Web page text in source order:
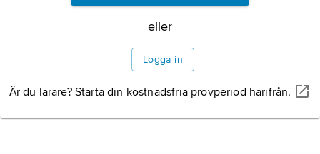
eller
Logga in
Är du lärare? Starta din kostnadsfria provperiod härifrån.